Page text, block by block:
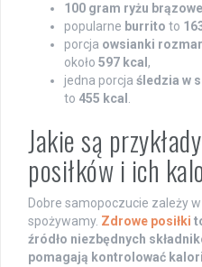
100 gram ryżu
popularne burrito to
porcja owsianki
około 597 kcal ,
jedna porcja śledzia w
to 455 kcal .
Jakie są
posiłków i ich
Dobre samopoczucie zależy
spożywamy. Zdrowe posiłki
źródło niezbędnych
pomagają kontrolować